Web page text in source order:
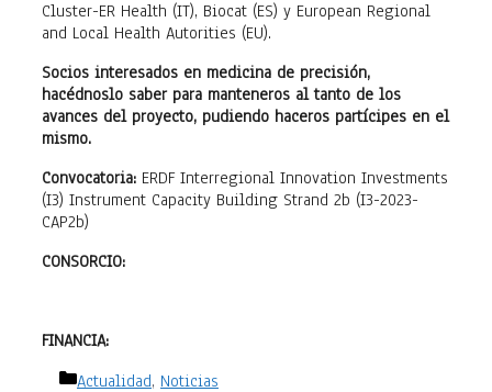
Cluster-ER Health (IT), Biocat (ES) y European Regional
and Local Health Autorities (EU).
Socios interesados en medicina de precisión,
hacédnoslo saber para manteneros al tanto de los
avances del proyecto, pudiendo haceros partícipes en el
mismo.
Convocatoria: ERDF Interregional Innovation Investments
(I3) Instrument Capacity Building Strand 2b (I3-2023-
CAP2b)
CONSORCIO:
FINANCIA:
Categorías
Actualidad, Noticias